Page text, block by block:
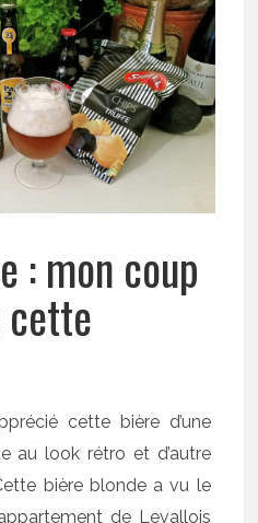
: mon coup
cette
cette bière d’une
au look rétro et d’autre
bière blonde a vu le
de Levallois